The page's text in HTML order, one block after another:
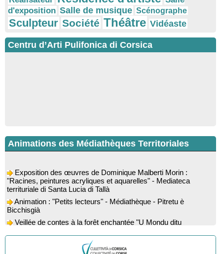
d'exposition Salle de musique Scénographe
Sculpteur Société Théâtre Vidéaste
Centru d’Arti Pulifonica di Corsica
Animations des Médiathèques Territoriales
"Racines, peintures acryliques et aquarelles" - Mediateca
territuriale di Santa Lucia di Tallà
Animation : "Petits lecteurs" - Médiathèque - Pitretu è
Bicchisgià
Veillée de contes à la forêt enchantée "U Mondu ditu
mignuleddu" par la Caravane de Conteurs - Currà
Colloque : "Taravu : terre de patrimoines", Regards sur le
patrimoine religieux, roman, thermal et littéraire - Spaziu Jean-
Marc Fiamma - A Sarra di Farru